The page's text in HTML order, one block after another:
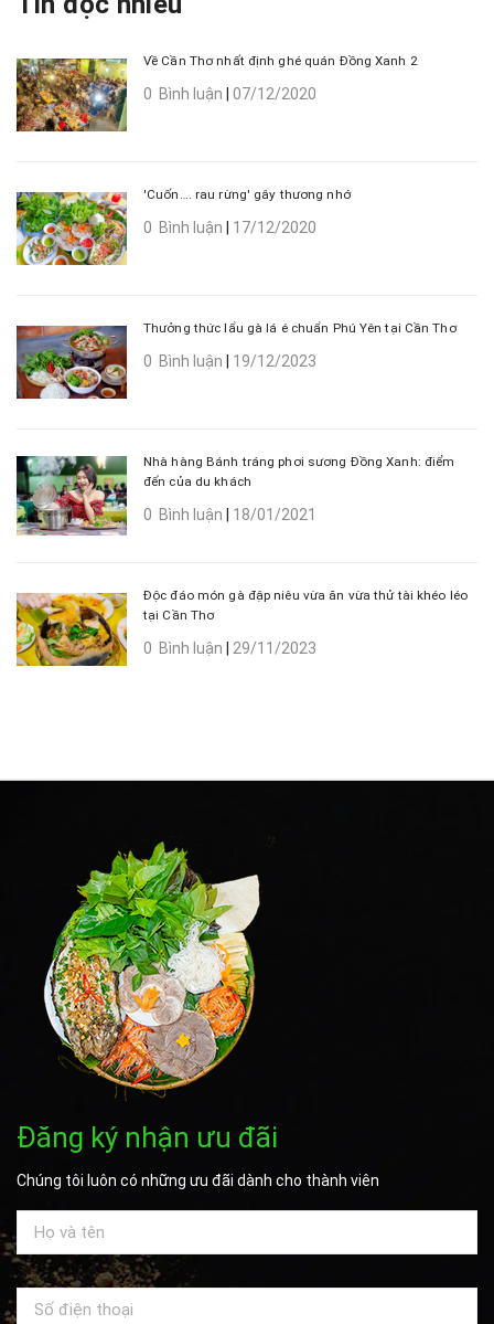
Về Cần Thơ nhất định ghé quán Đồng Xanh 2
0 Bình luận 07/12/2020
'Cuốn…. rau rừng' gây thương nhớ
0 Bình luận 17/12/2020
Thưởng thức lẩu gà lá é chuẩn Phú Yên tại Cần Thơ
0 Bình luận 19/12/2023
Nhà hàng Bánh tráng phơi sương Đồng Xanh: điểm
đến của du khách
0 Bình luận 18/01/2021
Độc đáo món gà đập niêu vừa ăn vừa thử tài khéo léo
tại Cần Thơ
0 Bình luận 29/11/2023
Đăng ký nhận ưu đãi
Chúng tôi luôn có những ưu đãi dành cho thành viên